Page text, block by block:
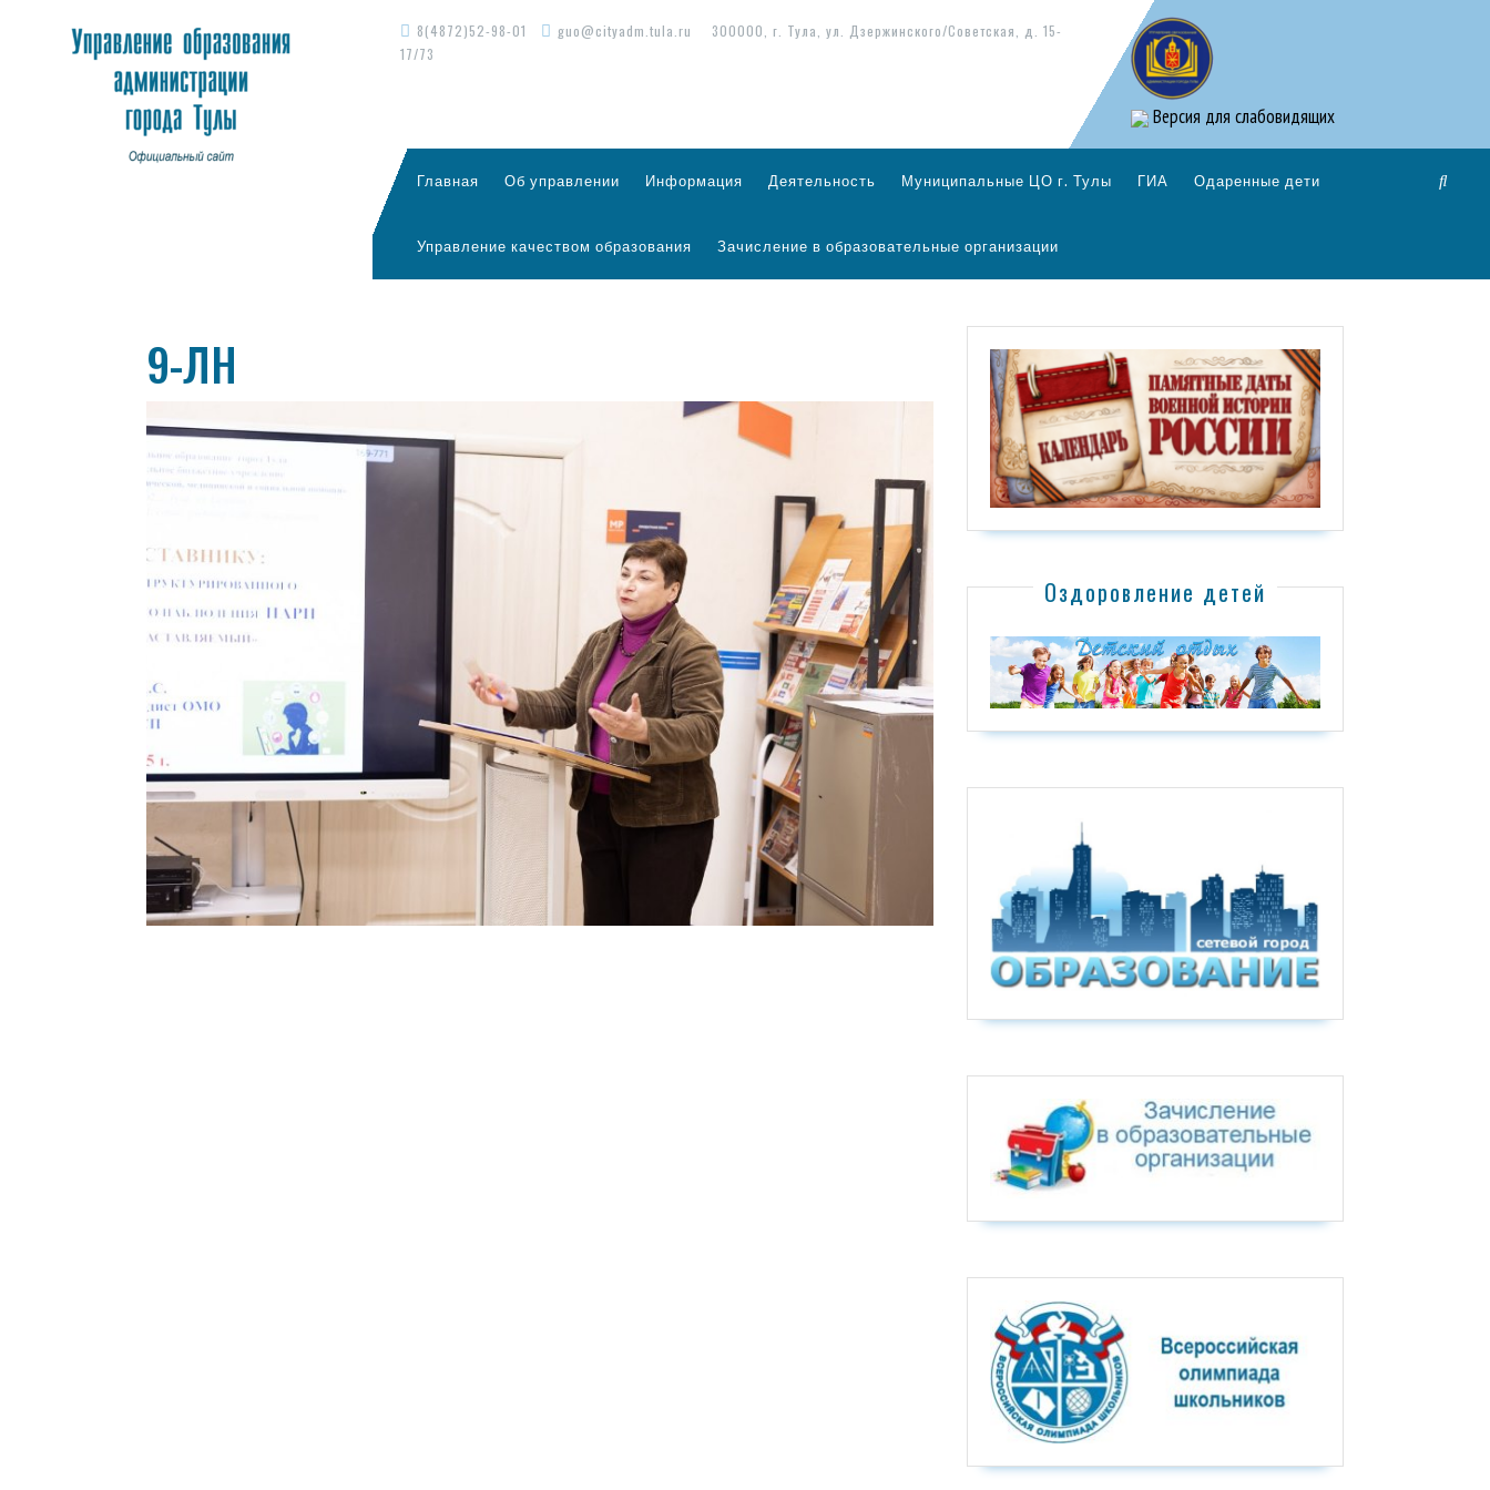
8(4872)52-98-01 guo@cityadm.tula.ru
300000, г. Тула, ул. Дзержинского/Советская, д. 15-
17/73
Версия для слабовидящих
Главная Об управлении Информация Деятельность Муниципальные ЦО г. Тулы ГИА Одаренные дети
Управление качеством образования Зачисление в образовательные организации
9-ЛН
Оздоровление детей